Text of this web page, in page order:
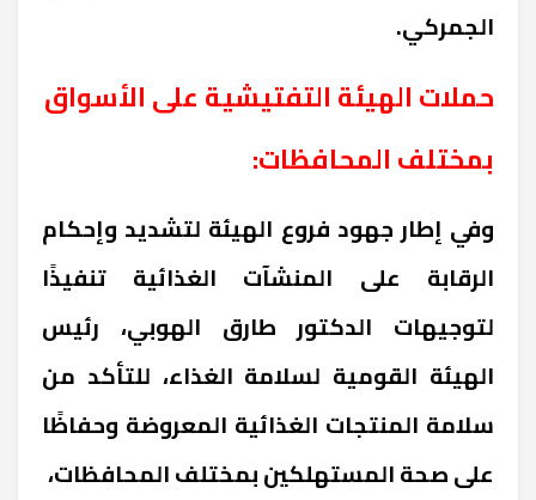
الجمركي.
حملات الهيئة التفتيشية على الأسواق
بمختلف المحافظات:
وفي إطار جهود فروع الهيئة لتشديد وإحكام
الرقابة على المنشآت الغذائية تنفيذًا
لتوجيهات الدكتور طارق الهوبي، رئيس
الهيئة القومية لسلامة الغذاء، للتأكد من
سلامة المنتجات الغذائية المعروضة وحفاظًا
على صحة المستهلكين بمختلف المحافظات،